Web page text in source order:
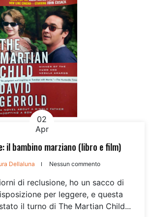
02
Apr
il bambino marziano (libro e film)
Dellaluna Nessun commento
di reclusione, ho un sacco di
per leggere, e questa
il turno di The Martian Child...